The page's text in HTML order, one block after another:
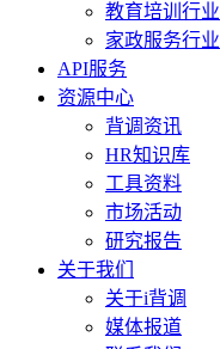
教育培训行业
家政服务行业
API服务
资源中心
背调资讯
HR知识库
工具资料
市场活动
研究报告
关于我们
关于i背调
媒体报道